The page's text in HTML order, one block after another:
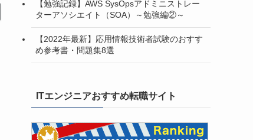
【勉強記録】AWS SysOpsアドミニストレー
ターアソシエイト（SOA）～勉強編②～
【2022年最新】応用情報技術者試験のおすす
め参考書・問題集8選
ITエンジニアおすすめ転職サイト